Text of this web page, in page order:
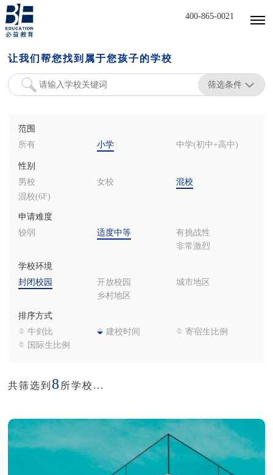
400-865-0021
让我们帮您找到属于您孩子的学校
筛选条件
范围
所有
小学 中学(初中+高中)
性别
男校
女校
混校
混校(6F)
申请难度
较弱
适度中等
有挑战性
非常激烈
学校环境
封闭校园
开放校园
城市地区
乡村地区
排序方式
牛剑比
建校时间
寄宿生比例
国际生比例
共筛选到 8 所学校...